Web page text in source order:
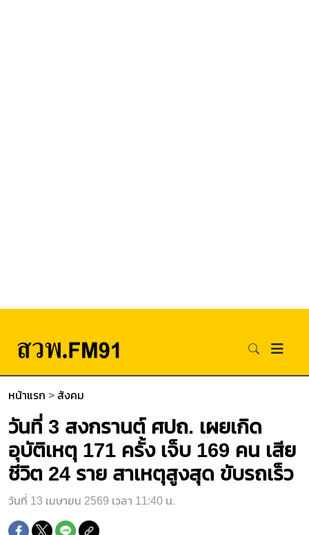
หน้าแรก > สังคม
วันที่ 3 สงกรานต์ ศปถ. เผยเกิด
อุบัติเหตุ 171 ครั้ง เจ็บ 169 คน เสีย
ชีวิต 24 ราย สาเหตุสูงสุด ขับรถเร็ว
วันที่ 13 เมษายน 2569 เวลา 11:40 น.